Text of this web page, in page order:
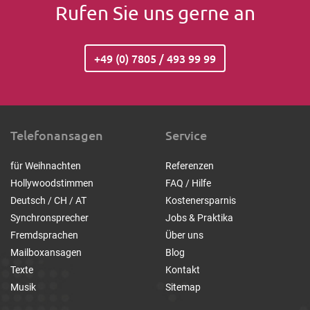
Rufen Sie uns gerne an
+49 (0) 7805 / 493 99 99
Telefonansagen
für Weihnachten
Hollywoodstimmen
Deutsch / CH / AT
Synchronsprecher
Fremdsprachen
Mailboxansagen
Texte
Musik
Service
Referenzen
FAQ / Hilfe
Kostenersparnis
Jobs & Praktika
Über uns
Blog
Kontakt
Sitemap